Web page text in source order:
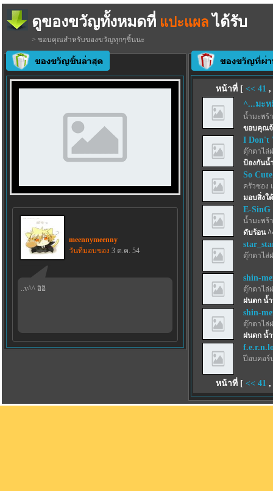
ดูของขวัญทั้งหมดที่ แปะแผล ได้รับ
> ขอบคุณสำหรับของขวัญทุกๆชิ้นนะ
meennymeenny
วันที่มอบของ 3 ต.ค. 54
..v^^ อิอิ
หน้าที่ [ << 41 ,
^...มะ
น้ำมะพร้
ขอบคุณ
I Don't
ตุ๊กตาไล่
ป้องกันน้
So
ครัวซอง
มอบสิ่งใ
E-SinG
น้ำมะพร้
ดับร้อน
ตุ๊กตาไล่
shin-
ตุ๊กตาไล่
ฝนตก น้
shin-
ตุ๊กตาไล่
ฝนตก น้
ป๊อบคอร์
หน้าที่ [ << 41 ,